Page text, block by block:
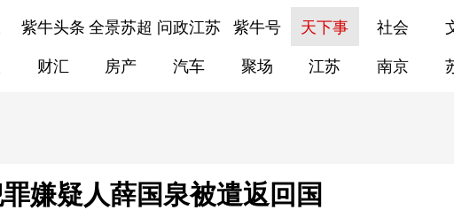
紫牛头条 全景苏超 问政江苏 紫牛号 天下事 社会
财汇 房产 汽车 聚场 江苏 南京
嫌疑人薛国泉被遣返回国